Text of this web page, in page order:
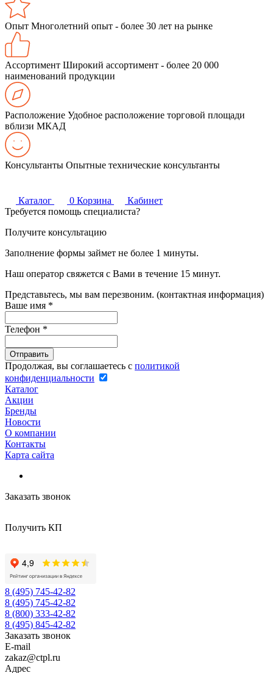
Опыт Многолетний опыт - более 30 лет на рынке
Ассортимент Широкий ассортимент - более 20 000
наименований продукции
Расположение Удобное расположение торговой площади
вблизи МКАД
Консультанты Опытные технические консультанты
Каталог 0 Корзина
Кабинет
Требуется помощь специалиста?
Получите консультацию
Заполнение формы займет не более 1 минуты.
Наш оператор свяжется с Вами в течение 15 минут.
Представьтесь, мы вам перезвоним. (контактная информация)
Ваше имя *
Телефон *
Продолжая, вы соглашаетесь с политикой
конфиденциальности
Каталог
Акции
Бренды
Новости
О компании
Контакты
Карта сайта
Заказать звонок
Получить КП
8 (495) 745-42-82
8 (495) 745-42-82
8 (800) 333-42-82
8 (495) 845-42-82
Заказать звонок
E-mail
zakaz@ctpl.ru
Адрес